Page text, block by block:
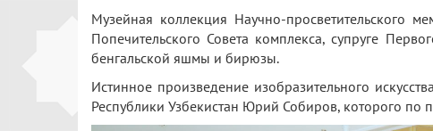
Музейная коллекция Научно-просветительского
Попечительского Совета комплекса, супруге
бенгальской яшмы и бирюзы.
Истинное произведение изобразительного
Республики Узбекистан Юрий Собиров, которого по